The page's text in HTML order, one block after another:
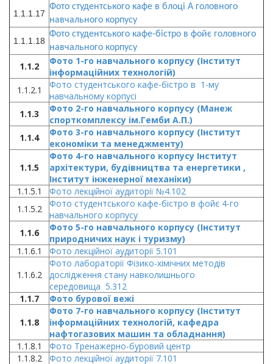
1.1.1.17
Фото студентського кафе в блоці А головного
навчального корпусу
1.1.1.18
Фото студентського кафе-бістро в фойє головного
навчального корпусу
1.1.2 Фото 1-го навчального корпусу (Інститут
інформаційних технологій)
1.1.2.1
Фото студентського кафе-бістро в 1-му
навчальному корпусі
1.1.3
Фото 2-го навчального корпусу (Манеж
спорткомплексу ім.Гемби А.П.)
1.1.4
Фото 3-го навчального корпусу (Інститут
економіки та менеджменту)
1.1.5
Фото 4-го навчального корпусу Інститут
архітектури, будівництва та енергетики ,
Інститут інженерної механіки)
1.1.5.1
Фото лекційної аудиторії №4.102
1.1.5.2
Фото студентського кафе-бістро в фойє 4-го
навчального корпусу
1.1.6
Фото 5-го навчального корпусу (Інститут
природничих наук і туризму)
1.1.6.1
Фото лекційної аудиторії 5.101
1.1.6.2
Фото лабораторії Фізико-хімічних методів
дослідження стану навколишнього
середовища 5.312
1.1.7
Фото бурової вежі
1.1.8
Фото 7-го навчального корпусу (Інститут
інформаційних технологій, кафедра
нафтогазових машин та обладнання)
1.1.8.1
Фото Тренажерно-буровий центр
1.1.8.2
Фото лекційної аудиторії 7.101